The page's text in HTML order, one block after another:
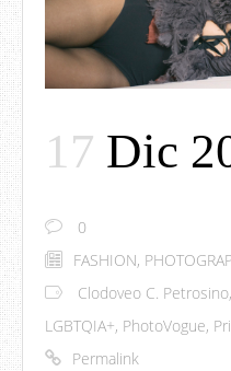
17 Dic
0
FASHION,
Clodoveo C. Petrosino,
LGBTQIA+, PhotoVogue,
Permalink